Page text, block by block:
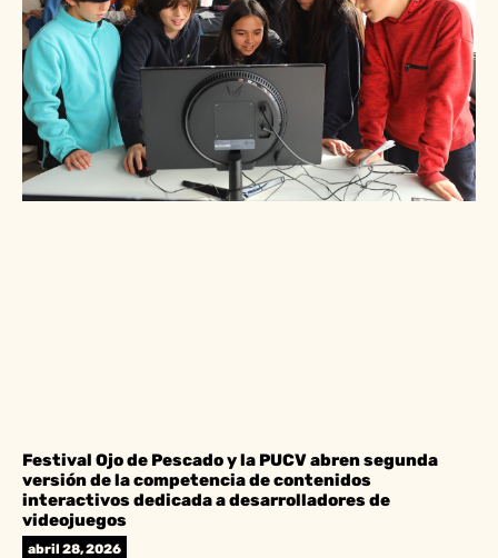
Festival Ojo de Pescado y la PUCV abren segunda
versión de la competencia de contenidos
interactivos dedicada a desarrolladores de
videojuegos
abril 28, 2026